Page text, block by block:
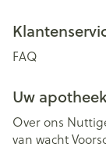
FAQ
Uw apotheek
Over ons
van wacht